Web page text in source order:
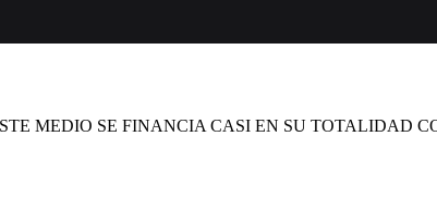
MEDIO SE FINANCIA CASI EN SU TOTALIDAD